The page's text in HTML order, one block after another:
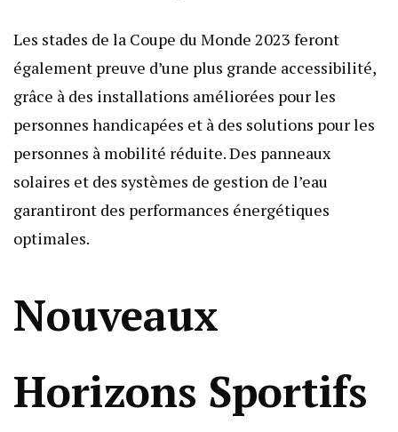
Les stades de la Coupe du Monde 2023 feront
également preuve d’une plus grande accessibilité,
grâce à des installations améliorées pour les
personnes handicapées et à des solutions pour les
personnes à mobilité réduite. Des panneaux
solaires et des systèmes de gestion de l’eau
garantiront des performances énergétiques
optimales.
Nouveaux
Horizons Sportifs